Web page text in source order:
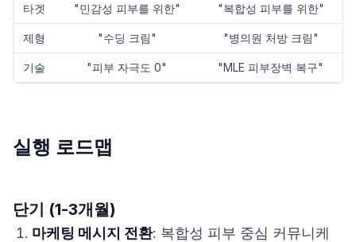
타겟
"민감성 피부를 위한" "복합성 피부를 위한"
제형 "수딩 크림" "병의원 처방 크림"
기술 "피부 자극도 0" "MLE 피부장벽 복구"
실행 로드맵
단기 (1-3개월)
마케팅 메시지 전환: 복합성 피부 중심 커뮤니케